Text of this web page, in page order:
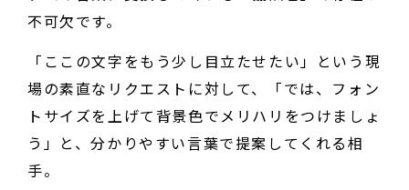
不可欠です。
「ここの文字をもう少し目立たせたい」という現
場の素直なリクエストに対して、「では、フォン
トサイズを上げて背景色でメリハリをつけましょ
う」と、分かりやすい言葉で提案してくれる相
手。